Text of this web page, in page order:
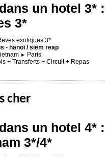
un hotel 3*
3*
exotiques 3*
- hanoi / siem reap
►
Paris
+ Transferts + Circuit + Repas
cher
un hotel 4*
3*/4*